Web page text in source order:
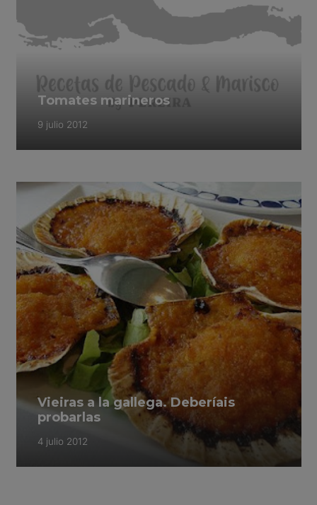
Tomates marineros
9 julio 2012
Vieiras a la gallega. Deberíais
probarlas
4 julio 2012